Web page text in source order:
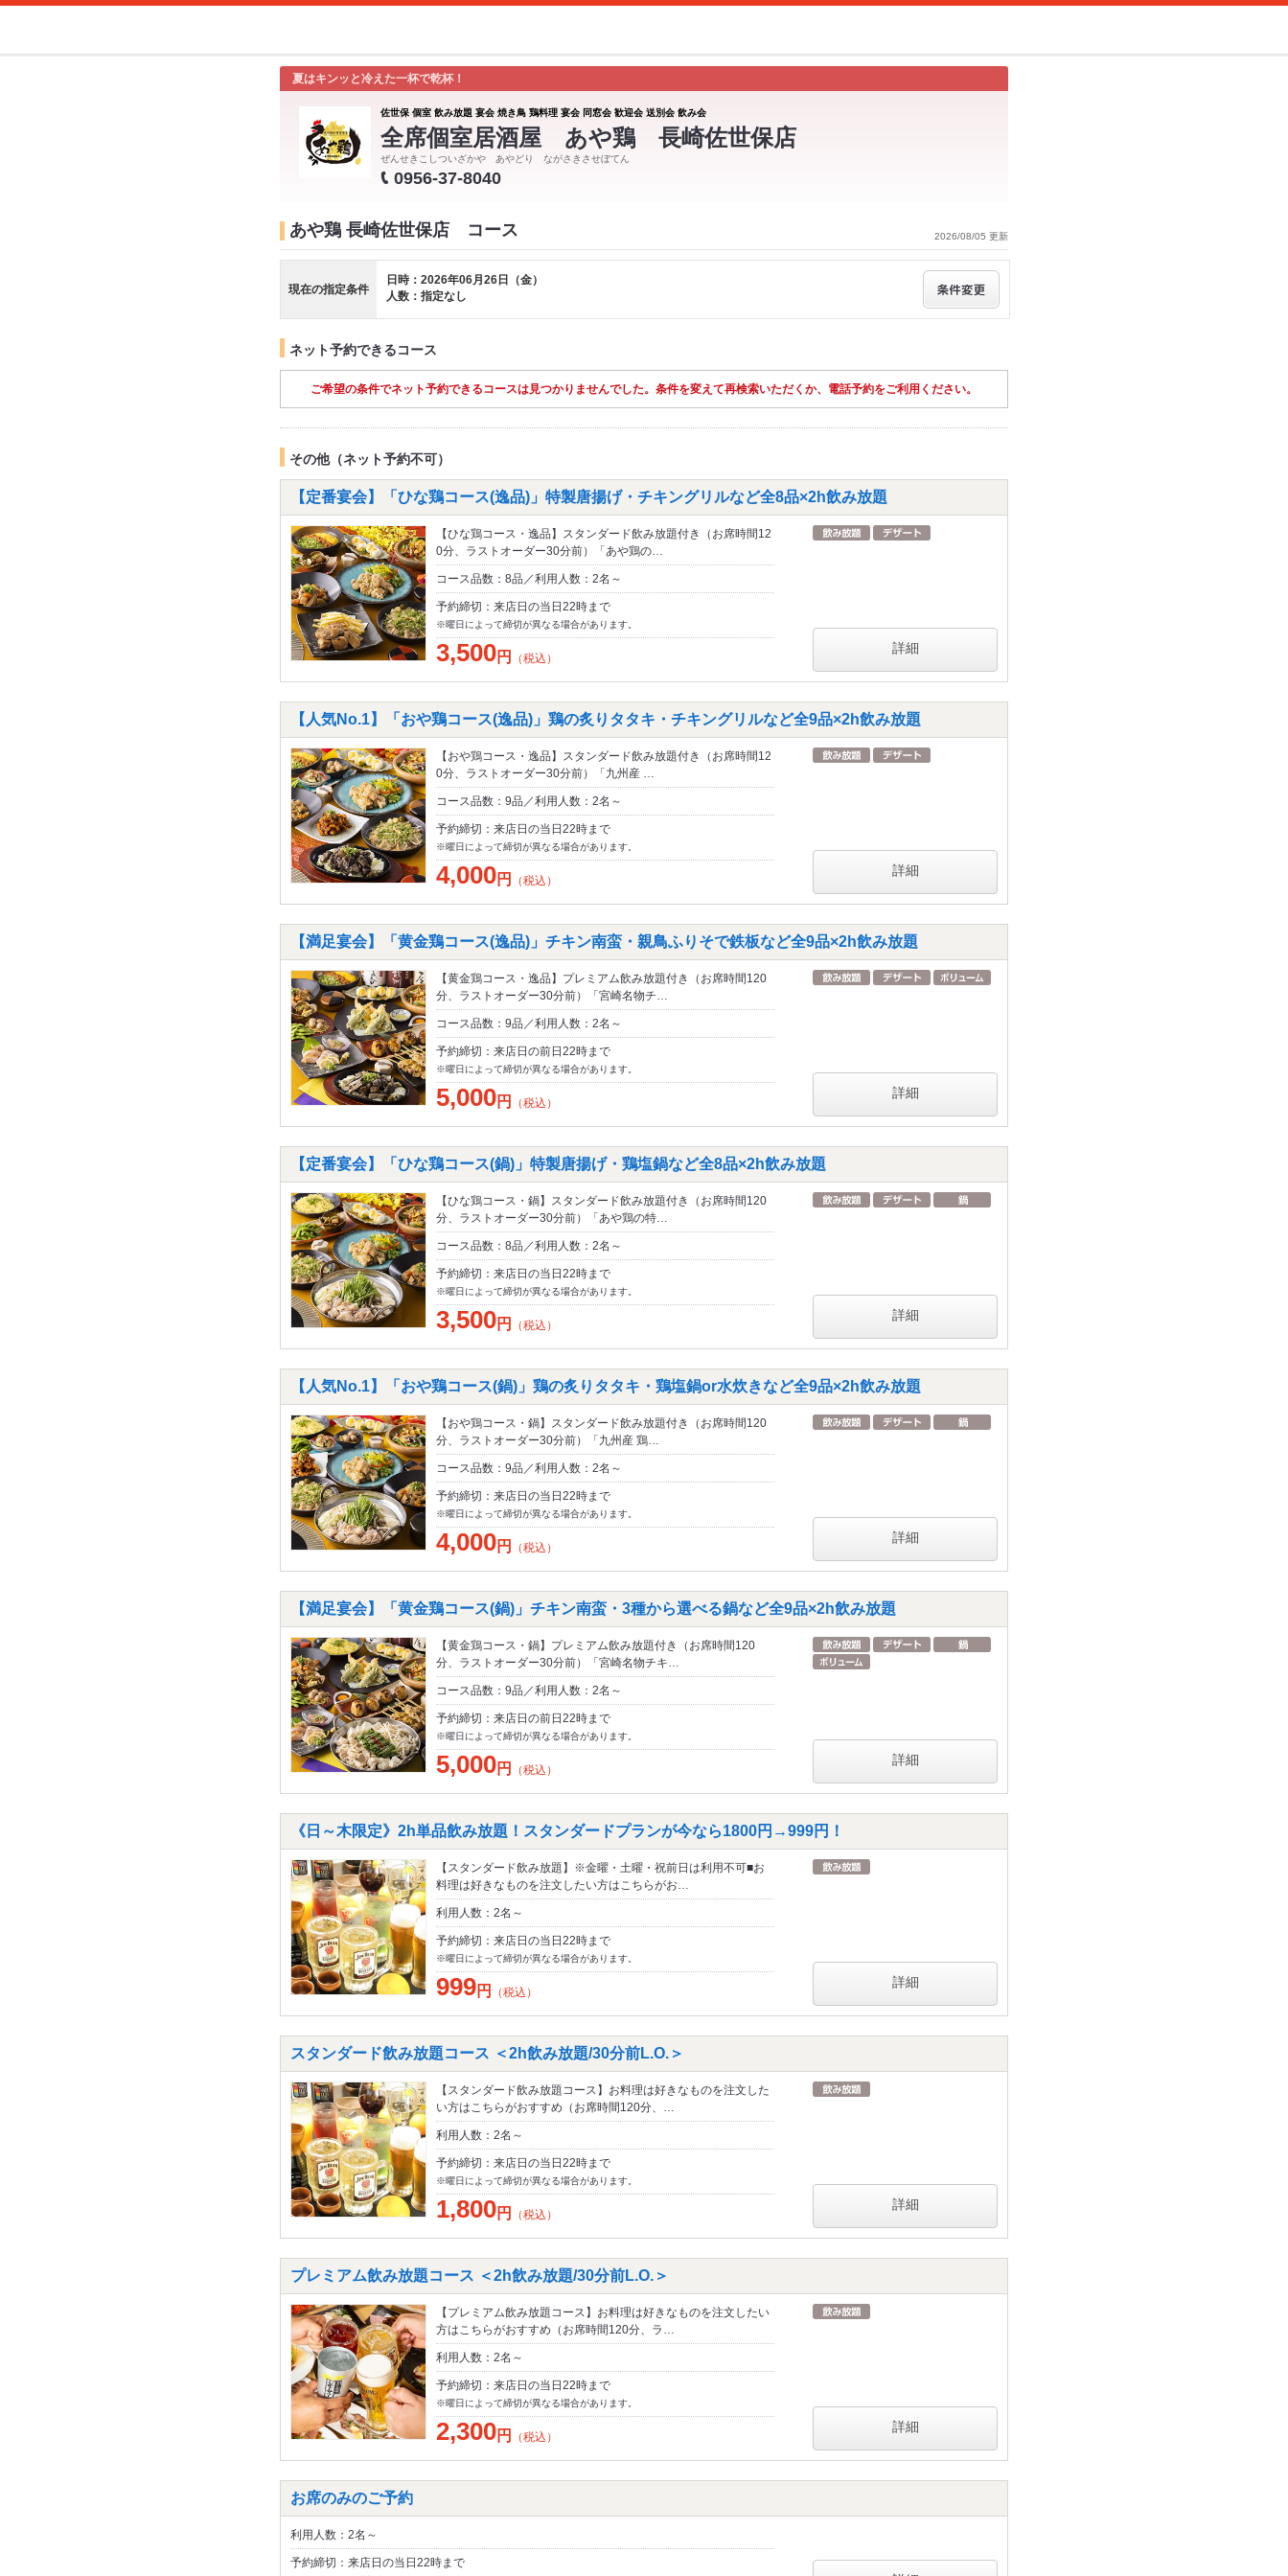
夏はキンッと冷えた一杯で乾杯！
佐世保 個室 飲み放題 宴会 焼き鳥 鶏料理 宴会 同窓会 歓迎会 送別会 飲み会
全席個室居酒屋 あや鶏 長崎佐世保店
ぜんせきこしついざかや あやどり ながさきさせぼてん
0956-37-8040
2026/08/05 更新
あや鶏 長崎佐世保店 コース
現在の指定条件
日時：2026年06月26日（金）
人数：指定なし
ネット予約できるコース
ご希望の条件でネット予約できるコースは見つかりませんでした。条件を変えて再検索いただくか、電話予約をご利用ください。
その他（ネット予約不可）
【定番宴会】「ひな鶏コース(逸品)」特製唐揚げ・チキングリルなど全8品×2h飲み放題
【ひな鶏コース・逸品】スタンダード飲み放題付き（お席時間12
0分、ラストオーダー30分前）「あや鶏の…
コース品数：8品／利用人数：2名～
予約締切：来店日の当日22時まで
※曜日によって締切が異なる場合があります。
3,500円 （税込）
詳細
【人気No.1】「おや鶏コース(逸品)」鶏の炙りタタキ・チキングリルなど全9品×2h飲み放題
【おや鶏コース・逸品】スタンダード飲み放題付き（お席時間12
0分、ラストオーダー30分前）「九州産 …
コース品数：9品／利用人数：2名～
予約締切：来店日の当日22時まで
※曜日によって締切が異なる場合があります。
4,000円 （税込）
詳細
【満足宴会】「黄金鶏コース(逸品)」チキン南蛮・親鳥ふりそで鉄板など全9品×2h飲み放題
【黄金鶏コース・逸品】プレミアム飲み放題付き（お席時間120
分、ラストオーダー30分前）「宮崎名物チ…
コース品数：9品／利用人数：2名～
予約締切：来店日の前日22時まで
※曜日によって締切が異なる場合があります。
5,000円 （税込）
詳細
【定番宴会】「ひな鶏コース(鍋)」特製唐揚げ・鶏塩鍋など全8品×2h飲み放題
【ひな鶏コース・鍋】スタンダード飲み放題付き（お席時間120
分、ラストオーダー30分前）「あや鶏の特…
コース品数：8品／利用人数：2名～
予約締切：来店日の当日22時まで
※曜日によって締切が異なる場合があります。
3,500円 （税込）
詳細
【人気No.1】「おや鶏コース(鍋)」鶏の炙りタタキ・鶏塩鍋or水炊きなど全9品×2h飲み放題
【おや鶏コース・鍋】スタンダード飲み放題付き（お席時間120
分、ラストオーダー30分前）「九州産 鶏…
コース品数：9品／利用人数：2名～
予約締切：来店日の当日22時まで
※曜日によって締切が異なる場合があります。
4,000円 （税込）
詳細
【満足宴会】「黄金鶏コース(鍋)」チキン南蛮・3種から選べる鍋など全9品×2h飲み放題
【黄金鶏コース・鍋】プレミアム飲み放題付き（お席時間120
分、ラストオーダー30分前）「宮崎名物チキ…
コース品数：9品／利用人数：2名～
予約締切：来店日の前日22時まで
※曜日によって締切が異なる場合があります。
5,000円 （税込）
詳細
《日～木限定》2h単品飲み放題！スタンダードプランが今なら1800円→999円！
【スタンダード飲み放題】※金曜・土曜・祝前日は利用不可■お
料理は好きなものを注文したい方はこちらがお…
利用人数：2名～
予約締切：来店日の当日22時まで
※曜日によって締切が異なる場合があります。
999円 （税込）
詳細
スタンダード飲み放題コース ＜2h飲み放題/30分前L.O.＞
【スタンダード飲み放題コース】お料理は好きなものを注文した
い方はこちらがおすすめ（お席時間120分、…
利用人数：2名～
予約締切：来店日の当日22時まで
※曜日によって締切が異なる場合があります。
1,800円 （税込）
詳細
プレミアム飲み放題コース ＜2h飲み放題/30分前L.O.＞
【プレミアム飲み放題コース】お料理は好きなものを注文したい
方はこちらがおすすめ（お席時間120分、ラ…
利用人数：2名～
予約締切：来店日の当日22時まで
※曜日によって締切が異なる場合があります。
2,300円 （税込）
詳細
お席のみのご予約
利用人数：2名～
予約締切：来店日の当日22時まで